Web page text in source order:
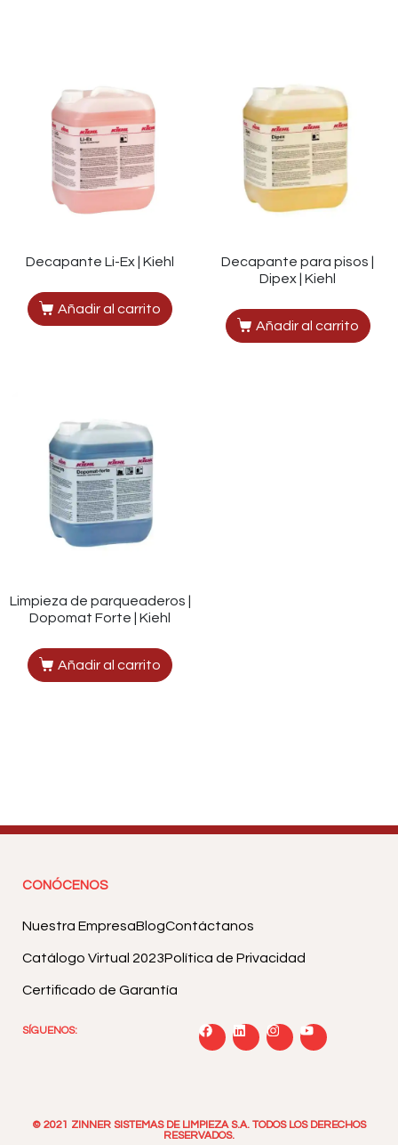
Decapante Li-Ex | Kiehl
Añadir al carrito
Decapante para pisos |
Dipex | Kiehl
Añadir al carrito
Limpieza de parqueaderos |
Dopomat Forte | Kiehl
Añadir al carrito
CONÓCENOS
Nuestra EmpresaBlogContáctanos
Catálogo Virtual 2023Política de Privacidad
Certificado de Garantía
SÍGUENOS:
© 2021 ZINNER SISTEMAS DE LIMPIEZA S.A. TODOS LOS DERECHOS
RESERVADOS.